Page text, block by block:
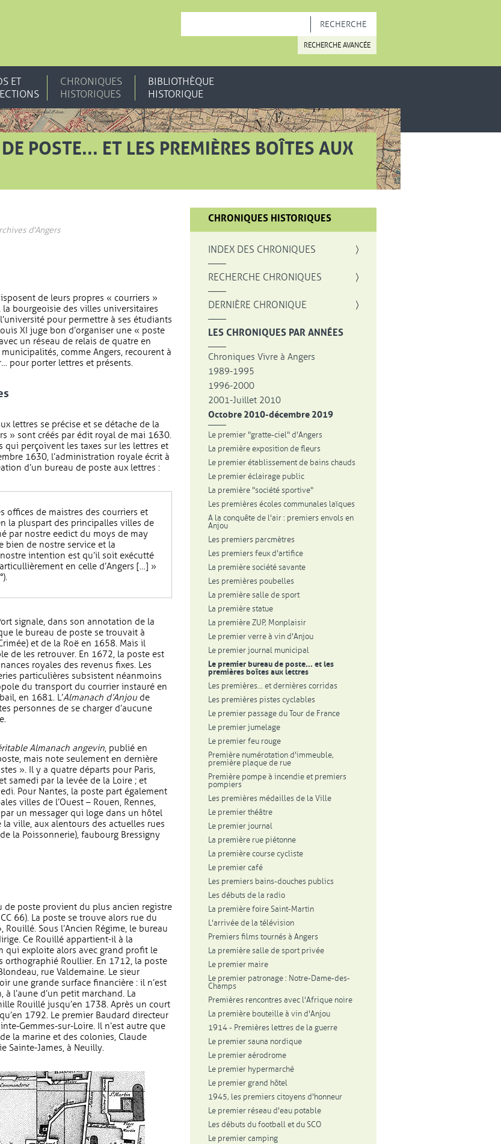
RECHERCHE AVANCÉE
ET
CHRONIQUES
HISTORIQUES
BIBLIOTHÈQUE
HISTORIQUE
POSTE... ET LES PREMIÈRES BOÎTES AUX
d'Angers
de leurs propres « courriers »
bourgeoisie des villes universitaires
pour permettre à ses étudiants
XI juge bon d’organiser une « poste
un réseau de relais de quatre en
comme Angers, recourent à
pour porter lettres et présents.
lettres se précise et se détache de la
» sont créés par édit royal de mai 1630.
qui perçoivent les taxes sur les lettres et
1630, l’administration royale écrit à
d’un bureau de poste aux lettres :
offices de maistres des courriers et
la pluspart des principalles villes de
par nostre eedict du moys de may
bien de nostre service et la
intention est qu’il soit exécutté
en celle d’Angers […] »
signale, dans son annotation de la
le bureau de poste se trouvait à
et de la Roë en 1658. Mais il
de les retrouver. En 1672, la poste est
royales des revenus fixes. Les
particulières subsistent néanmoins
du transport du courrier instauré en
en 1681. L’Almanach d’Anjou de
personnes de se charger d’aucune
Almanach angevin, publié en
mais note seulement en dernière
». Il y a quatre départs pour Paris,
samedi par la levée de la Loire ; et
Pour Nantes, la poste part également
villes de l’Ouest – Rouen, Rennes,
un messager qui loge dans un hôtel
ville, aux alentours des actuelles rues
la Poissonnerie), faubourg Bressigny
de poste provient du plus ancien registre
66). La poste se trouve alors rue du
Sous l’Ancien Régime, le bureau
Ce Rouillé appartient-il à la
qui exploite alors avec grand profit le
orthographié Roullier. En 1712, la poste
rue Valdemaine. Le sieur
une grande surface financière : il n’est
l’aune d’un petit marchand. La
Rouillé jusqu’en 1738. Après un court
1792. Le premier Baudard directeur
Gemmes-sur-Loire. Il n’est autre que
la marine et des colonies, Claude
Sainte-James, à Neuilly.
CHRONIQUES HISTORIQUES
INDEX DES CHRONIQUES
RECHERCHE CHRONIQUES , OUVRE UNE NOUVELLE FENÊTRE
DERNIÈRE CHRONIQUE
LES CHRONIQUES PAR ANNÉES
Chroniques Vivre à Angers
1989-1995
1996-2000
2001-Juillet 2010
Octobre 2010-décembre 2019
Le premier "gratte-ciel" d'Angers
La première exposition de fleurs
Le premier établissement de bains chauds
Le premier éclairage public
La première "société sportive"
Les premières écoles communales laïques
A la conquête de l'air : premiers envols en
Anjou
Les premiers parcmètres
Les premiers feux d'artifice
La première société savante
Les premières poubelles
La première salle de sport
La première statue
La première ZUP, Monplaisir
Le premier verre à vin d'Anjou
Le premier journal municipal
Le premier bureau de poste... et les
premières boîtes aux lettres
Les premières... et dernières corridas
Les premières pistes cyclables
Le premier passage du Tour de France
Le premier jumelage
Le premier feu rouge
Première numérotation d'immeuble,
première plaque de rue
Première pompe à incendie et premiers
pompiers
Les premières médailles de la Ville
Le premier théâtre
Le premier journal
La première rue piétonne
La première course cycliste
Le premier café
Les premiers bains-douches publics
Les débuts de la radio
La première foire Saint-Martin
L'arrivée de la télévision
Premiers films tournés à Angers
La première salle de sport privée
Le premier maire
Le premier patronage : Notre-Dame-des-
Champs
Premières rencontres avec l'Afrique noire
La première bouteille à vin d'Anjou
1914 - Premières lettres de la guerre
Le premier sauna nordique
Le premier aérodrome
Le premier hypermarché
Le premier grand hôtel
1945, les premiers citoyens d'honneur
Le premier réseau d'eau potable
Les débuts du football et du SCO
Le premier camping